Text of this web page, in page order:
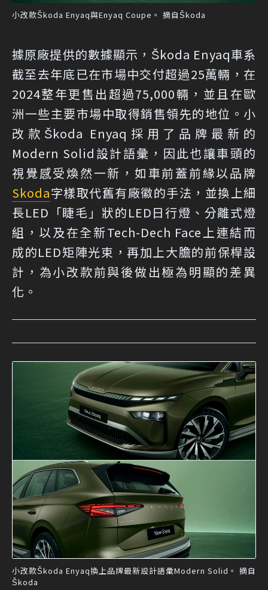
小改款Škoda Enyaq與Enyaq Coupe。 摘自Škoda
據原廠提供的數據顯示，Škoda Enyaq車系
截至去年底已在市場中交付超過25萬輛，在
2024整年更售出超過75,000輛，並且在歐
洲一些主要市場中取得銷售領先的地位。小
改款Škoda Enyaq採用了品牌最新的
Modern Solid設計語彙，因此也讓車頭的
視覺感受煥然一新，如車前蓋前緣以品牌
Skoda字樣取代舊有廠徽的手法，並換上細
長LED「睫毛」狀的LED日行燈、分離式燈
組，以及在全新Tech-Dech Face上連結而
成的LED矩陣光束，再加上大膽的前保桿設
計，為小改款前與後做出極為明顯的差異
化。
小改款Škoda Enyaq換上品牌最新設計語彙Modern Solid。 摘自
Škoda